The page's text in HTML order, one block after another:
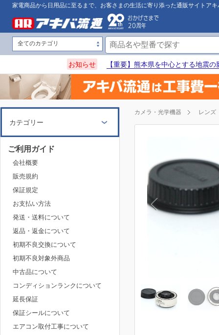
家電商品から日用品に至るまで、お客さまの生活に寄り添った通販サイトアキ
お知らせ 【重要】熊本県を中心とする地震
カメラ・光学機器 レンズ
カテゴリー
ご利用ガイド
会社概要
販売規約
保証規定
お支払い方法
発送・送料について
返品・返金について
初期不良交換について
初期不良対象外商品
中古品について
コンディションランクについて
延長保証
保証シールについて
エアコン取付工事について